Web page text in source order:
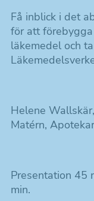
Få inblick i det
för att
läkemedel och
Helene
Matérn,
Presentation 45
min.